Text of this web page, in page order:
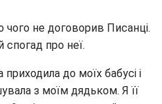
чого не договорив Писанці.
про неї.
до моїх бабусі і
з моїм дядьком. Я її